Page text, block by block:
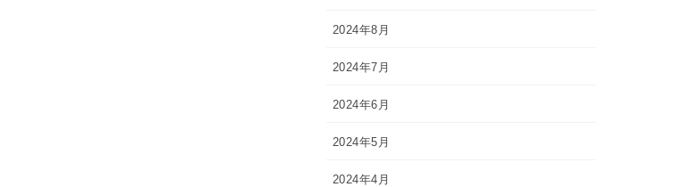
2024年8月
2024年7月
2024年6月
2024年5月
2024年4月